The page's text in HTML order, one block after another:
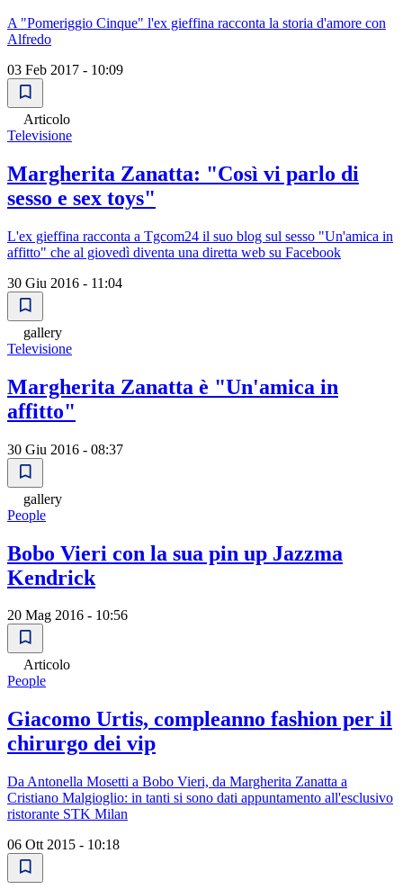
A "Pomeriggio Cinque" l'ex gieffina racconta la storia d'amore con
Alfredo
03 Feb 2017 - 10:09
Articolo
Televisione
Margherita Zanatta: "Così vi parlo di
sesso e sex toys"
L'ex gieffina racconta a Tgcom24 il suo blog sul sesso "Un'amica in
affitto" che al giovedì diventa una diretta web su Facebook
30 Giu 2016 - 11:04
gallery
Televisione
Margherita Zanatta è "Un'amica in
affitto"
30 Giu 2016 - 08:37
gallery
People
Bobo Vieri con la sua pin up Jazzma
Kendrick
20 Mag 2016 - 10:56
Articolo
People
Giacomo Urtis, compleanno fashion per il
chirurgo dei vip
Da Antonella Mosetti a Bobo Vieri, da Margherita Zanatta a
Cristiano Malgioglio: in tanti si sono dati appuntamento all'esclusivo
ristorante STK Milan
06 Ott 2015 - 10:18